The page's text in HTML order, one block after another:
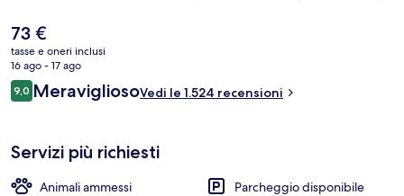
menzionano il personale gentile e la posizione invidiabile. Approfitta
dei mezzi pubblici nelle vicinanze: Fermata del tram di Part Dieu
Villette Sud è a 6 min e Fermata del tram di Lyon-Thiers-Lafayette a 6
min a piedi.
Il
prezzo
attuale
è
73 €
73 €
tasse e oneri inclusi
16 ago - 17 ago
Recensioni
9,09,0 su 10
MeravigliosoVedi le 1.524 recensioni
Servizi più richiesti
Animali ammessi
Parcheggio disponibile